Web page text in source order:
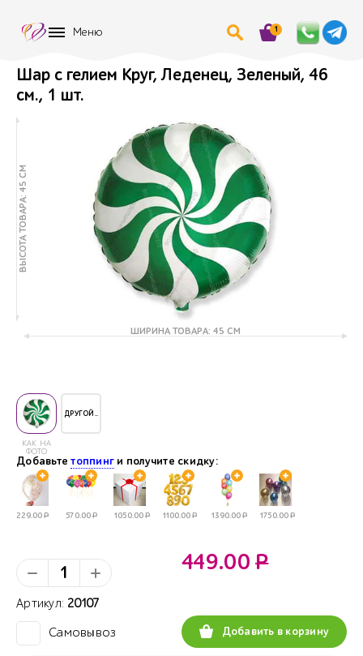
Меню 1
Шар с гелием Круг, Леденец, Зеленый, 46
см., 1 шт.
ВЫСОТА ТОВАРА: 45 СМ
ШИРИНА ТОВАРА: 45 СМ
КАК НА
ФОТО
ДРУГОЙ..
Добавьтетоппинг и получите скидку:
229.00Р 570.00Р 1050.00Р 1100.00Р 1390.00Р 1750.00Р
Артикул: 20107
Самовывоз
449.00 Р
Добавить в корзину